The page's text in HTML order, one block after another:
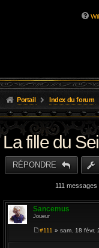
Portail Index du forum
La fille du
RÉPONDRE
111 messages
Sancemus
Joueur
#111 » sam. 18 févr.